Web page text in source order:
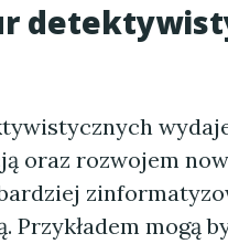
oraz rozwojem
Przykładem mogą